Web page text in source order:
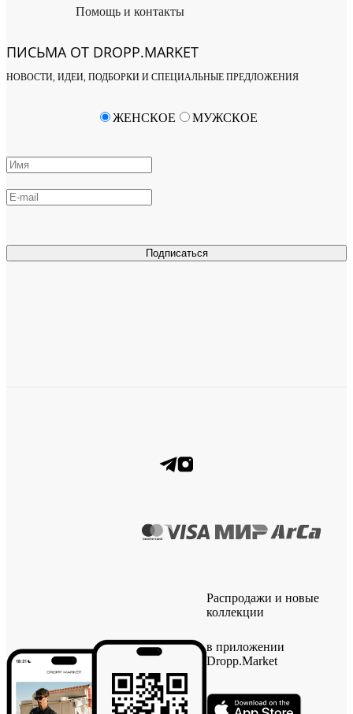
Помощь и контакты
ПИСЬМА ОТ DROPP.MARKET
НОВОСТИ, ИДЕИ, ПОДБОРКИ И СПЕЦИАЛЬНЫЕ ПРЕДЛОЖЕНИЯ
Подписаться
ЖЕНСКОЕ МУЖСКОЕ
Распродажи и новые
коллекции
в приложении
Dropp.Market